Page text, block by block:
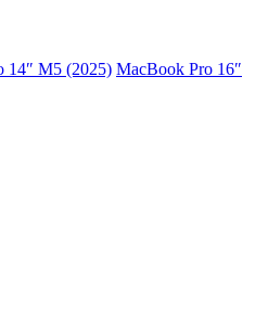
14″ M5 (2025) MacBook Pro 16″